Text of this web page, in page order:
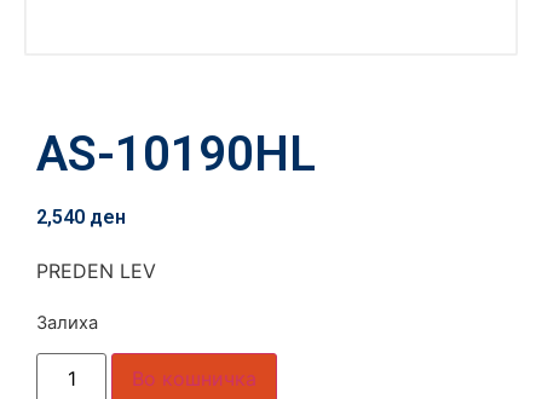
AS-10190HL
2,540 ден
PREDEN LEV
Залиха
Во кошничка